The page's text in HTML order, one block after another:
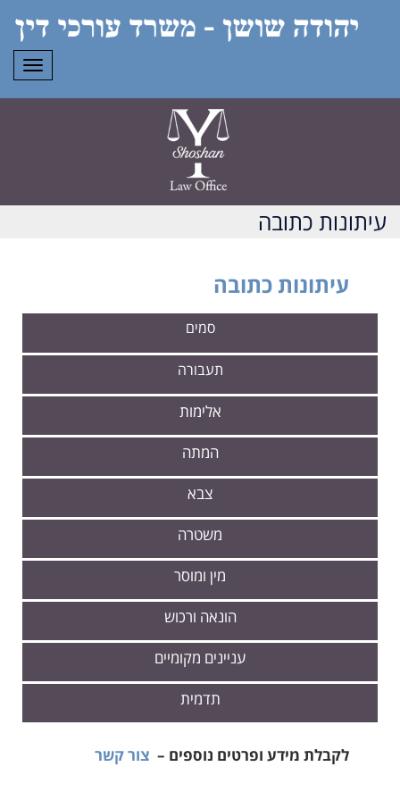
עיתונות כתובה
עיתונות כתובה
סמים
תעבורה
אלימות
המתה
צבא
משטרה
מין ומוסר
הונאה ורכוש
עניינים מקומיים
תדמית
לקבלת מידע ופרטים נוספים – צור קשר